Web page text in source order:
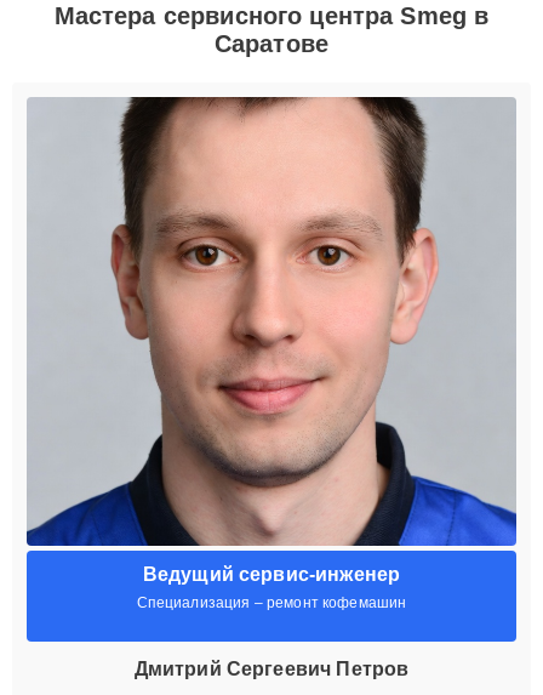
Мастера сервисного центра Smeg в
Саратове
Ведущий сервис-инженер
Специализация – ремонт кофемашин
Дмитрий Сергеевич Петров